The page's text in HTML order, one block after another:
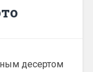
десертом